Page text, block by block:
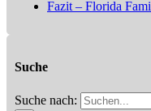
Fazit – Florida
Suche
Suche nach: